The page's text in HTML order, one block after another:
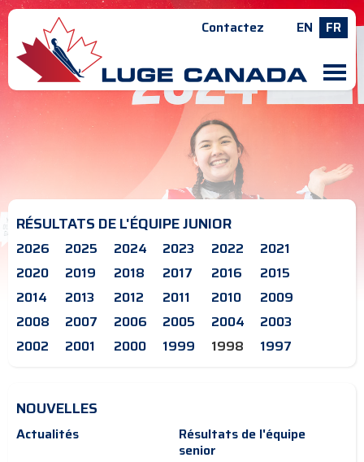
Contactez EN FR
M
RÉSULTATS DE L'ÉQUIPE JUNIOR
2026 2025 2024 2023 2022
2021
2020
2019 2018 2017 2016
2015
2014
2013 2012 2011 2010
2009
2008
2007 2006 2005 2004
2003
2002
2001 2000 1999 1998 1997
NOUVELLES
Actualités
Résultats de l'équipe
senior